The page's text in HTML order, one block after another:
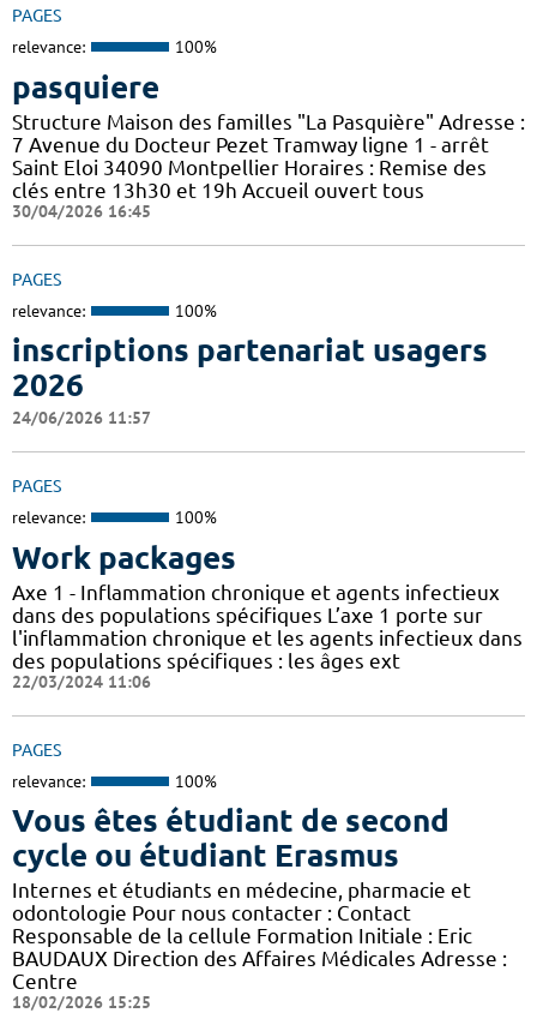
PAGES
relevance: 100%
pasquiere
Structure Maison des familles "La Pasquière" Adresse :
7 Avenue du Docteur Pezet Tramway ligne 1 - arrêt
Saint Eloi 34090 Montpellier Horaires : Remise des
clés entre 13h30 et 19h Accueil ouvert tous
30/04/2026 16:45
PAGES
relevance: 100%
inscriptions partenariat usagers
2026
24/06/2026 11:57
PAGES
relevance: 100%
Work packages
Axe 1 - Inflammation chronique et agents infectieux
dans des populations spécifiques L’axe 1 porte sur
l'inflammation chronique et les agents infectieux dans
des populations spécifiques : les âges ext
22/03/2024 11:06
PAGES
relevance: 100%
Vous êtes étudiant de second
cycle ou étudiant Erasmus
Internes et étudiants en médecine, pharmacie et
odontologie Pour nous contacter : Contact
Responsable de la cellule Formation Initiale : Eric
BAUDAUX Direction des Affaires Médicales Adresse :
Centre
18/02/2026 15:25